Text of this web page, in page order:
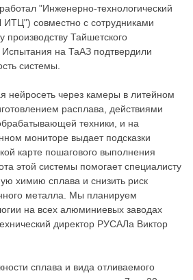
"Инженерно-технологический
совместно с сотрудниками
производству Тайшетского
на ТаАЗ подтвердили
системы.
нейросеть через камеры в литейном
расплава, действиями
техники, и на
мониторе выдает подсказки
карте пошагового выполнения
этой системы помогает специалисту
химию сплава и снизить риск
металла. Мы планируем
на всех алюминиевых заводах
директор РУСАЛа Виктор
сплава и вида отливаемого